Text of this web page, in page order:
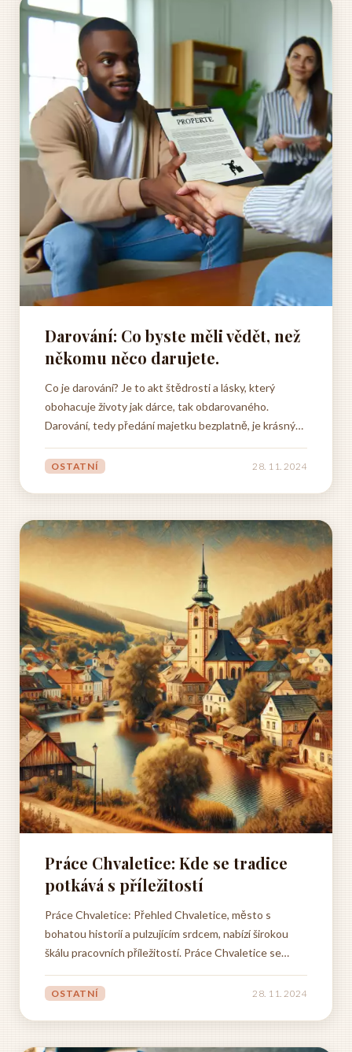
Darování: Co byste měli vědět, než
někomu něco darujete.
Co je darování? Je to akt štědrosti a lásky, který
obohacuje životy jak dárce, tak obdarovaného.
Darování, tedy předání majetku bezplatně, je krásným
ostatními. Ať už se jedná o drobný dárek pro přítele
OSTATNÍ 28. 11. 2024
Práce Chvaletice: Kde se tradice
potkává s příležitostí
Práce Chvaletice: Přehled Chvaletice, město s
bohatou historií a pulzujícím srdcem, nabízí širokou
škálu pracovních příležitostí. Práce Chvaletice se
strategické poloze a rozvíjející se průmyslové zóně
OSTATNÍ 28. 11. 2024